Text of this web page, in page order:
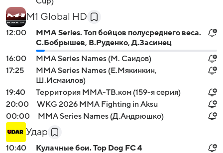
M1 Global HD
12:00
MMA Series. Топ бойцов полусреднего веса.
С.Бобрышев, В.Руденко, Д.Засинец
16:00
MMA Series Names (М. Саидов)
17:25
MMA Series Names (Е.Мякинкин,
Ш.Исмаилов)
19:40
Территория ММА-ТВ.ком (159-я серия)
20:00
WKG 2026 ММА Fighting in Aksu
00:00
MMA Series Names (Д.Андрюшко)
Удар
10:40
Кулачные бои. Top Dog FC 4